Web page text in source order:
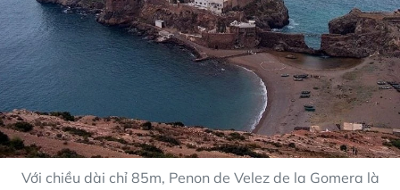
Với chiều dài chỉ 85m, Penon de Velez de la Gomera là